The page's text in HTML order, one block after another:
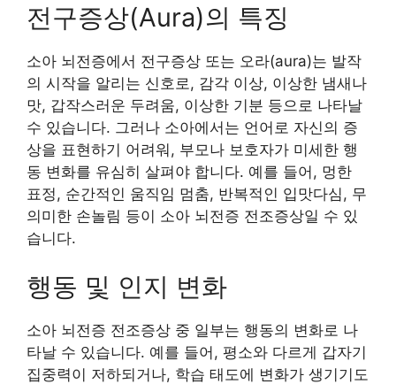
전구증상(Aura)의 특징
소아 뇌전증에서 전구증상 또는 오라(aura)는 발작
의 시작을 알리는 신호로, 감각 이상, 이상한 냄새나
맛, 갑작스러운 두려움, 이상한 기분 등으로 나타날
수 있습니다. 그러나 소아에서는 언어로 자신의 증
상을 표현하기 어려워, 부모나 보호자가 미세한 행
동 변화를 유심히 살펴야 합니다. 예를 들어, 멍한
표정, 순간적인 움직임 멈춤, 반복적인 입맛다심, 무
의미한 손놀림 등이 소아 뇌전증 전조증상일 수 있
습니다.
행동 및 인지 변화
소아 뇌전증 전조증상 중 일부는 행동의 변화로 나
타날 수 있습니다. 예를 들어, 평소와 다르게 갑자기
집중력이 저하되거나, 학습 태도에 변화가 생기기도